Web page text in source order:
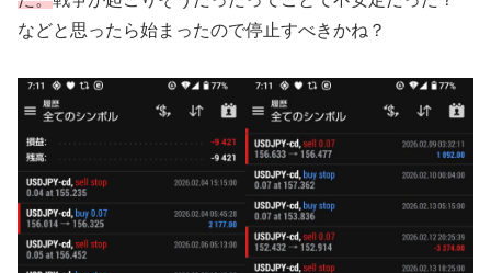
などと思ったら始まったので停止すべきかね？